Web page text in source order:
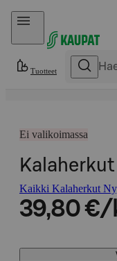
Hyppää sisältöön
Tuotteet
Ei valikoimassa
Kaikki Kalaherkut
39,80 €/